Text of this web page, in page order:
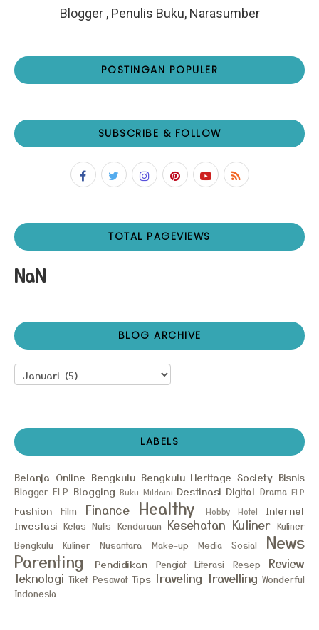
Blogger , Penulis Buku, Narasumber
POSTINGAN POPULER
SUBSCRIBE & FOLLOW
TOTAL PAGEVIEWS
NaN
BLOG ARCHIVE
LABELS
Belanja Online Bengkulu Bengkulu Heritage Society Bisnis
Blogger FLP Blogging Buku Mildaini Destinasi Digital Drama FLP
Fashion Film Finance Healthy Hobby Hotel
Internet
Investasi Kelas Nulis Kendaraan Kesehatan Kuliner Kuliner
Bengkulu
Kuliner Nusantara Make-up Media Sosial
News
Parenting
Pendidikan Pengiat Literasi Resep
Review
Teknologi Tiket Pesawat Tips Traveling Travelling Wonderful
Indonesia